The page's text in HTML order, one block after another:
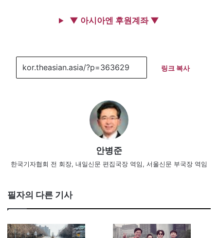
▼ 아시아엔 후원계좌 ▼
링크 복사
안병준
한국기자협회 전 회장, 내일신문 편집국장 역임, 서울신문 부국장 역임
필자의 다른 기사